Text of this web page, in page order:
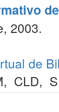
2003.
de
, CLD,